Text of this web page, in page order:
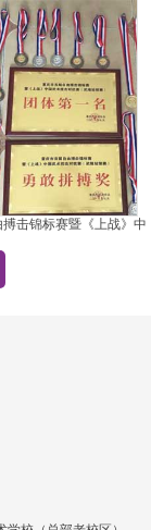
击锦标赛暨《上战》中
技击对抗赛